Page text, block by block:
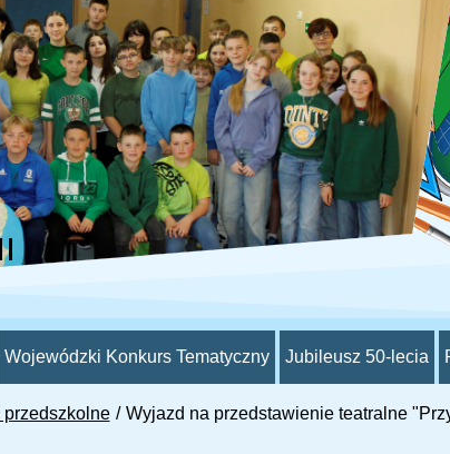
Wojewódzki Konkurs Tematyczny Jubileusz 50-lecia
przedszkolne Wyjazd na przedstawienie teatralne